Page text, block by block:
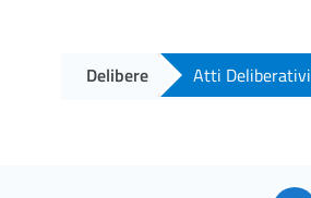
Delibere Atti Deliberativi